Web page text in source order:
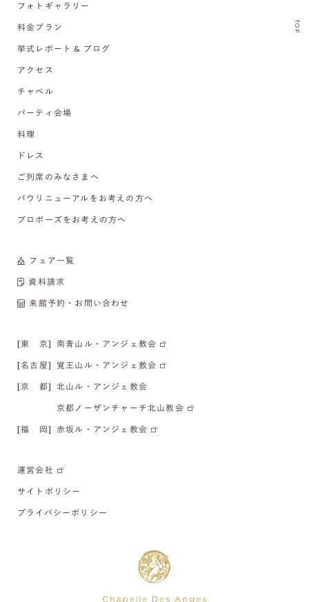
TOP
フォトギャラリー
料金プラン
挙式レポート & ブログ
アクセス
チャペル
パーティ会場
料理
ドレス
ご列席のみなさまへ
バウリニューアルをお考えの方へ
プロポーズをお考えの方へ
フェア一覧
資料請求
来館予約・お問い合わせ
[東 京] 南青山ル・アンジェ教会
[名古屋] 覚王山ル・アンジェ教会
[京 都] 北山ル・アンジェ教会
京都ノーザンチャーチ北山教会
[福 岡] 赤坂ル・アンジェ教会
運営会社
サイトポリシー
プライバシーポリシー